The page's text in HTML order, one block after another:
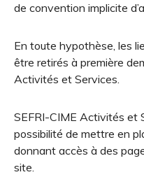
de convention implicite
En toute hypothèse, les
être retirés à première
Activités et Services.
SEFRI-CIME Activités et
possibilité de mettre en
donnant accès à des
site.